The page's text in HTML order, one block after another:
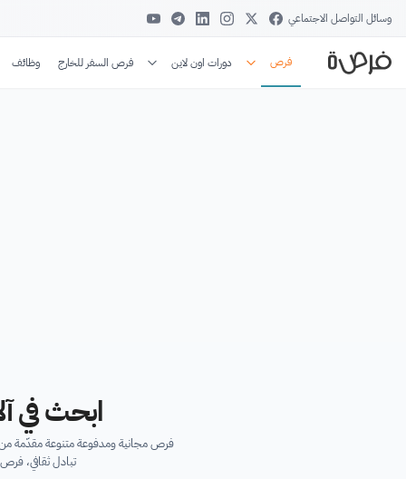
وسائل التواصل الاجتماعي
فرص دورات اون لاين فرص السفر للخارج وظائف
ابحث في
فرص مجانية ومدفوعة متنوعة مقدّمة من
تبادل ثقافي،